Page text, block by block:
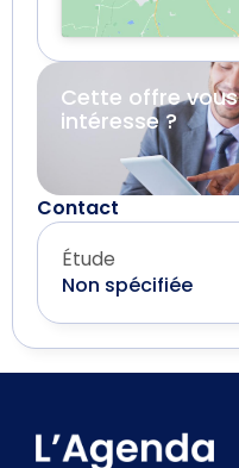
Cette offre vous
intéresse ?
Contact
Étude
Non spécifiée